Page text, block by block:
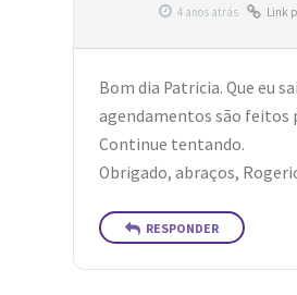
Link
Bom dia Patricia. Que eu
agendamentos são feitos
Continue tentando.
Obrigado, abraços,
RESPONDER